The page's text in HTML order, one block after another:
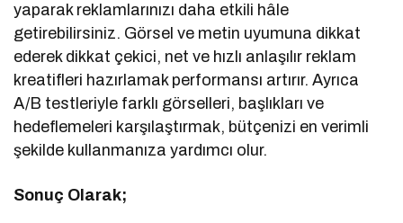
yaparak reklamlarınızı daha etkili hâle
getirebilirsiniz. Görsel ve metin uyumuna dikkat
ederek dikkat çekici, net ve hızlı anlaşılır reklam
kreatifleri hazırlamak performansı artırır. Ayrıca
A/B testleriyle farklı görselleri, başlıkları ve
hedeflemeleri karşılaştırmak, bütçenizi en verimli
şekilde kullanmanıza yardımcı olur.
Sonuç Olarak;